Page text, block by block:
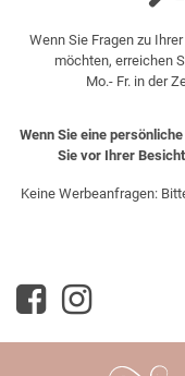
Wenn Sie Fragen zu
möchten, erreichen
Mo.- Fr. in der
Wenn Sie eine
Sie vor Ihrer
Keine Werbeanfragen: